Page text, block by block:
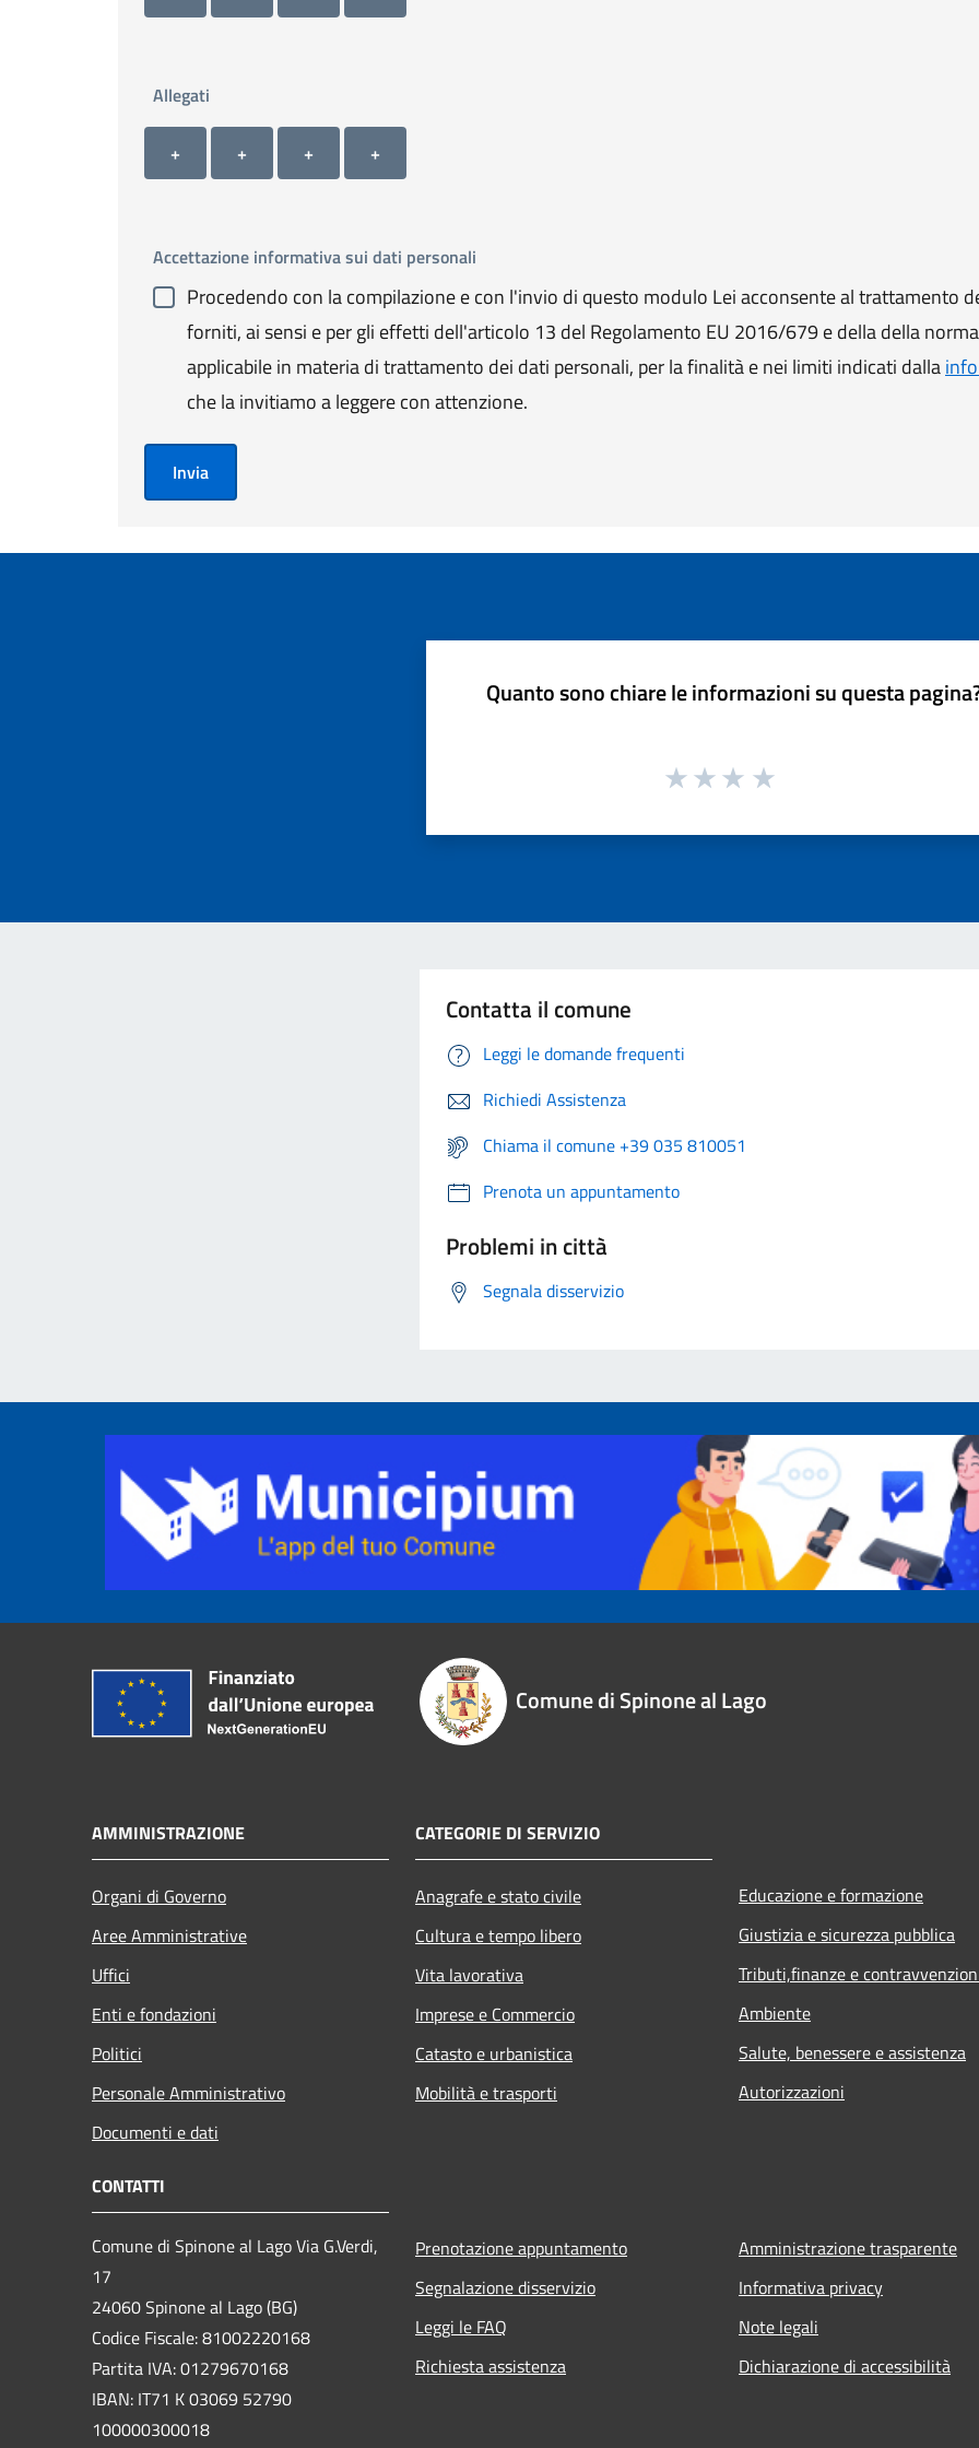
Allegati
Allegato 1
+
Allegato 2
+
Allegato 3
+
Allegato 4
+
Accettazione informativa sui dati personali
Procedendo con la compilazione e con l'invio di questo modulo Lei acconsente al trattamento
forniti, ai sensi e per gli effetti dell'articolo 13 del Regolamento EU 2016/679 e della della
applicabile in materia di trattamento dei dati personali, per la finalità e nei limiti indicati dalla
che la invitiamo a leggere con attenzione.
Invia
Quanto sono chiare le informazioni su questa
Contatta il comune
Leggi le domande frequenti
Richiedi Assistenza
Chiama il comune +39 035 810051
Prenota un appuntamento
Problemi in città
Segnala disservizio
Comune di Spinone al Lago
AMMINISTRAZIONE
Organi di Governo
Aree Amministrative
Uffici
Enti e fondazioni
Politici
Personale Amministrativo
Documenti e dati
CATEGORIE DI SERVIZIO
Anagrafe e stato civile
Cultura e tempo libero
Vita lavorativa
Imprese e Commercio
Catasto e urbanistica
Mobilità e trasporti
Educazione e formazione
Giustizia e sicurezza pubblica
Tributi,finanze e
Ambiente
Salute, benessere e assistenza
Autorizzazioni
CONTATTI
Comune di Spinone al Lago Via G.Verdi,
17
24060 Spinone al Lago (BG)
Codice Fiscale: 81002220168
Partita IVA: 01279670168
IBAN: IT71 K 03069 52790
100000300018
Prenotazione appuntamento
Segnalazione disservizio
Leggi le FAQ
Richiesta assistenza
Amministrazione trasparente
Informativa privacy
Note legali
Dichiarazione di accessibilità